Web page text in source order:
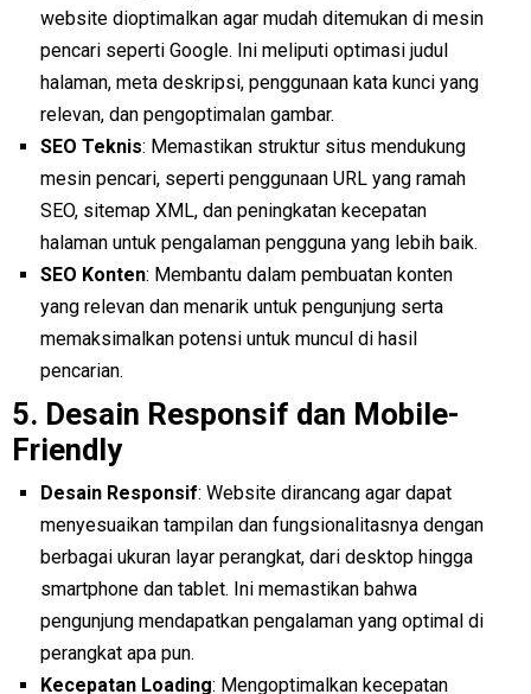
website dioptimalkan agar mudah ditemukan di mesin
pencari seperti Google. Ini meliputi optimasi judul
halaman, meta deskripsi, penggunaan kata kunci yang
relevan, dan pengoptimalan gambar.
SEO Teknis: Memastikan struktur situs mendukung
mesin pencari, seperti penggunaan URL yang ramah
SEO, sitemap XML, dan peningkatan kecepatan
halaman untuk pengalaman pengguna yang lebih baik.
SEO Konten: Membantu dalam pembuatan konten
yang relevan dan menarik untuk pengunjung serta
memaksimalkan potensi untuk muncul di hasil
pencarian.
5. Desain Responsif dan Mobile-
Friendly
Desain Responsif: Website dirancang agar dapat
menyesuaikan tampilan dan fungsionalitasnya dengan
berbagai ukuran layar perangkat, dari desktop hingga
smartphone dan tablet. Ini memastikan bahwa
pengunjung mendapatkan pengalaman yang optimal di
perangkat apa pun.
Kecepatan Loading: Mengoptimalkan kecepatan